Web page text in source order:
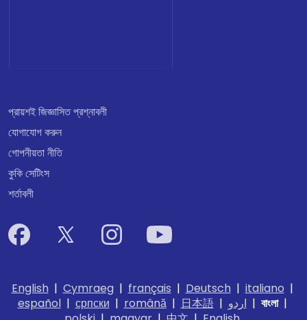
প্রায়শই জিজ্ঞাসিত প্রশ্নাবলী
যোগাযোগ করুন
গোপনীয়তা নীতি
কুকি সেটিংস
শর্তাবলী
English| Cymraeg| français | Deutsch| italiano |
español| српски | română| 日本語| اردو | বাংলা|